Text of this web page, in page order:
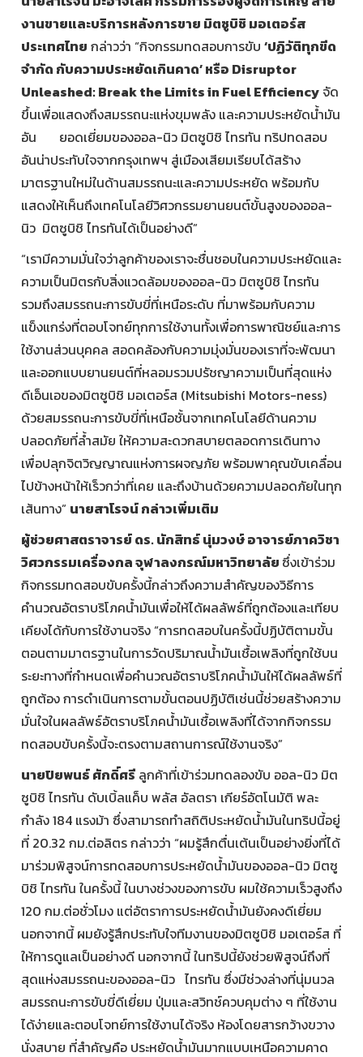
งานขายและบริการหลังการขาย มิตซูบิชิ มอเตอร์ส
ประเทศไทย กล่าวว่า “กิจกรรมทดสอบการขับ ‘ปฏิวัติทุกขีด
จำกัด กับความประหยัดเกินคาด’ หรือ Disruptor
Unleashed: Break the Limits in Fuel Efficiencyจัด
ขึ้นเพื่อแสดงถึงสมรรถนะแห่งขุมพลัง และความประหยัดน้ำมัน
อัน ยอดเยี่ยมของออล-นิว มิตซูบิชิ ไทรทัน ทริปทดสอบ
อันน่าประทับใจจากกรุงเทพฯ สู่เมืองเสียมเรียบได้สร้าง
มาตรฐานใหม่ในด้านสมรรถนะและความประหยัด พร้อมกับ
แสดงให้เห็นถึงเทคโนโลยีวิศวกรรมยานยนต์ขั้นสูงของออล-
นิว มิตซูบิชิ ไทรทันได้เป็นอย่างดี”
“เรามีความมั่นใจว่าลูกค้าของเราจะชื่นชอบในความประหยัดและ
ความเป็นมิตรกับสิ่งแวดล้อมของออล-นิว มิตซูบิชิ ไทรทัน
รวมถึงสมรรถนะการขับขี่ที่เหนือระดับ ที่มาพร้อมกับความ
แข็งแกร่งที่ตอบโจทย์ทุกการใช้งานทั้งเพื่อการพาณิชย์และการ
ใช้งานส่วนบุคคล สอดคล้องกับความมุ่งมั่นของเราที่จะพัฒนา
และออกแบบยานยนต์ที่หลอมรวมปรัชญาความเป็นที่สุดแห่ง
ดีเอ็นเอของมิตซูบิชิ มอเตอร์ส (Mitsubishi Motors-ness)
ด้วยสมรรถนะการขับขี่ที่เหนือชั้นจากเทคโนโลยีด้านความ
ปลอดภัยที่ล้ำสมัย ให้ความสะดวกสบายตลอดการเดินทาง
เพื่อปลุกจิตวิญญาณแห่งการผจญภัย พร้อมพาคุณขับเคลื่อน
ไปข้างหน้าให้เร็วกว่าที่เคย และถึงบ้านด้วยความปลอดภัยในทุก
เส้นทาง” นายสาโรจน์ กล่าวเพิ่มเติม
ผู้ช่วยศาสตราจารย์ ดร. นักสิทธ์ นุ่มวงษ์ อาจารย์ภาควิชา
วิศวกรรมเครื่องกล จุฬาลงกรณ์มหาวิทยาลัย ซึ่งเข้าร่วม
กิจกรรมทดสอบขับครั้งนี้กล่าวถึงความสำคัญของวิธีการ
คำนวณอัตราบริโภคน้ำมันเพื่อให้ได้ผลลัพธ์ที่ถูกต้องและเทียบ
เคียงได้กับการใช้งานจริง “การทดสอบในครั้งนี้ปฏิบัติตามขั้น
ตอนตามมาตรฐานในการวัดปริมาณน้ำมันเชื้อเพลิงที่ถูกใช้บน
ระยะทางที่กำหนดเพื่อคำนวณอัตราบริโภคน้ำมันให้ได้ผลลัพธ์ที่
ถูกต้อง การดำเนินการตามขั้นตอนปฏิบัติเช่นนี้ช่วยสร้างความ
มั่นใจในผลลัพธ์อัตราบริโภคน้ำมันเชื้อเพลิงที่ได้จากกิจกรรม
ทดสอบขับครั้งนี้จะตรงตามสถานการณ์ใช้งานจริง”
นายปิยพนธ์ ศักดิ์ศรี ลูกค้าที่เข้าร่วมทดลองขับ ออล-นิว มิต
ซูบิชิ ไทรทัน ดับเบิ้ลแค็บ พลัส อัลตรา เกียร์อัตโนมัติ พละ
กำลัง 184 แรงม้า ซึ่งสามารถทำสถิติประหยัดน้ำมันในทริปนี้อยู่
ที่ 20.32 กม.ต่อลิตร กล่าวว่า “ผมรู้สึกตื่นเต้นเป็นอย่างยิ่งที่ได้
มาร่วมพิสูจน์การทดสอบการประหยัดน้ำมันของออล-นิว มิตซู
บิชิ ไทรทัน ในครั้งนี้ ในบางช่วงของการขับ ผมใช้ความเร็วสูงถึง
120 กม.ต่อชั่วโมง แต่อัตราการประหยัดน้ำมันยังคงดีเยี่ยม
นอกจากนี้ ผมยังรู้สึกประทับใจทีมงานของมิตซูบิชิ มอเตอร์ส ที่
ให้การดูแลเป็นอย่างดี นอกจากนี้ ในทริปนี้ยังช่วยพิสูจน์ถึงที่
สุดแห่งสมรรถนะของออล-นิว ไทรทัน ซึ่งมีช่วงล่างที่นุ่มนวล
สมรรถนะการขับขี่ดีเยี่ยม ปุ่มและสวิทช์ควบคุมต่าง ๆ ที่ใช้งาน
ได้ง่ายและตอบโจทย์การใช้งานได้จริง ห้องโดยสารกว้างขวาง
นั่งสบาย ที่สำคัญคือ ประหยัดน้ำมันมากแบบเหนือความคาด